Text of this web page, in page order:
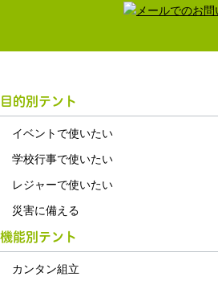
目的別テント
イベントで使いたい
学校行事で使いたい
レジャーで使いたい
災害に備える
機能別テント
カンタン組立